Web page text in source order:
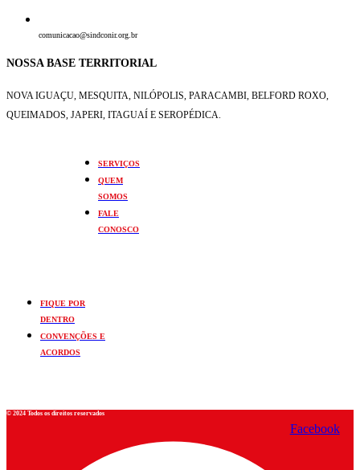
comunicacao@sindconir.org.br
NOSSA BASE TERRITORIAL
NOVA IGUAÇU, MESQUITA, NILÓPOLIS, PARACAMBI, BELFORD ROXO,
QUEIMADOS, JAPERI, ITAGUAÍ E SEROPÉDICA.
SERVIÇOS
QUEM
SOMOS
FALE
CONOSCO
FIQUE POR
DENTRO
CONVENÇÕES E
ACORDOS
© 2024 Todos os direitos reservados
Facebook